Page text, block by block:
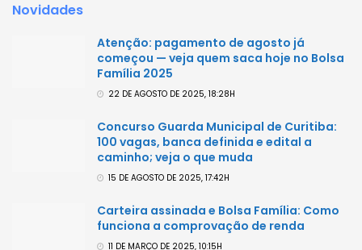
Novidades
Atenção: pagamento de agosto já
começou — veja quem saca hoje no Bolsa
Família 2025
22 DE AGOSTO DE 2025, 18:28H
Concurso Guarda Municipal de Curitiba:
100 vagas, banca definida e edital a
caminho; veja o que muda
15 DE AGOSTO DE 2025, 17:42H
Carteira assinada e Bolsa Família: Como
funciona a comprovação de renda
11 DE MARÇO DE 2025, 10:15H